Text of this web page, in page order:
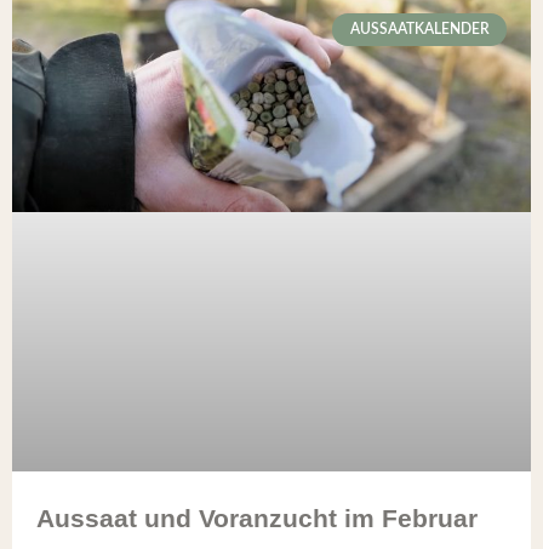
AUSSAATKALENDER
Aussaat und Voranzucht im Februar